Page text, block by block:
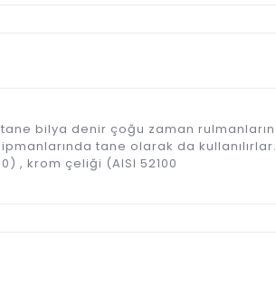
bilya denir çoğu zaman rulmanların
tane olarak da kullanılırlar.
, krom çeliği (AISI 52100